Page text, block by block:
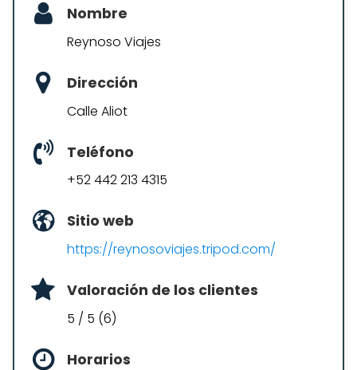
Nombre
Reynoso Viajes
Dirección
Calle Aliot
Teléfono
+52 442 213 4315
Sitio web
https://reynosoviajes.tripod.com/
Valoración de los clientes
5 / 5 (6)
Horarios